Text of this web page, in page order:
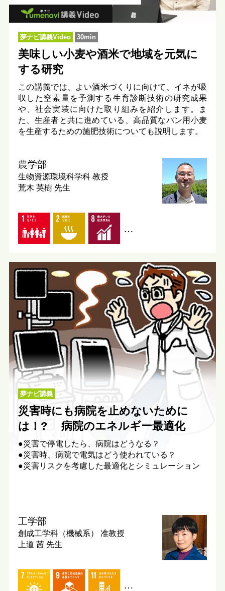
夢ナビ講義Video 30min
美味しい小麦や酒米で地域を元気に
する研究
この講義では、よい酒米づくりに向けて、イネが吸
収した窒素量を予測する生育診断技術の研究成果
や、社会実装に向けた取り組みを紹介します。ま
た、生産者と共に進めている、高品質なパン用小麦
を生産するための施肥技術についても説明します。
農学部
生物資源環境科学科 教授
荒木 英樹 先生
…
夢ナビ講義
災害時にも病院を止めないために
は！? 病院のエネルギー最適化
●災害で停電したら、病院はどうなる？
●災害時、病院で電気はどう使われている？
●災害リスクを考慮した最適化とシミュレーション
工学部
創成工学科（機械系） 准教授
上道 茜 先生
…